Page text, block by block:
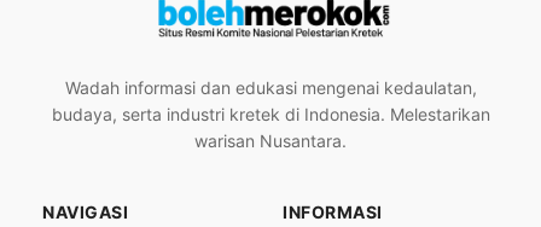
Wadah informasi dan edukasi mengenai kedaulatan,
budaya, serta industri kretek di Indonesia. Melestarikan
warisan Nusantara.
NAVIGASI INFORMASI